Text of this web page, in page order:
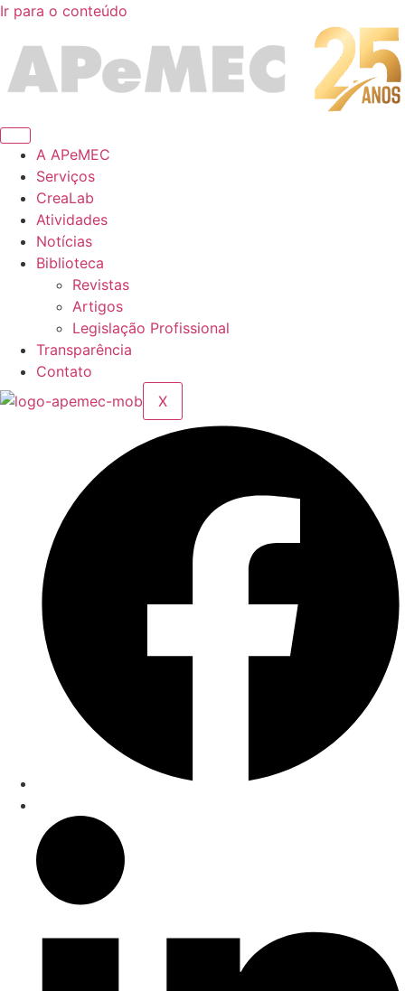
Ir para o conteúdo
A APeMEC
Serviços
CreaLab
Atividades
Notícias
Biblioteca
Revistas
Artigos
Legislação Profissional
Transparência
Contato
X